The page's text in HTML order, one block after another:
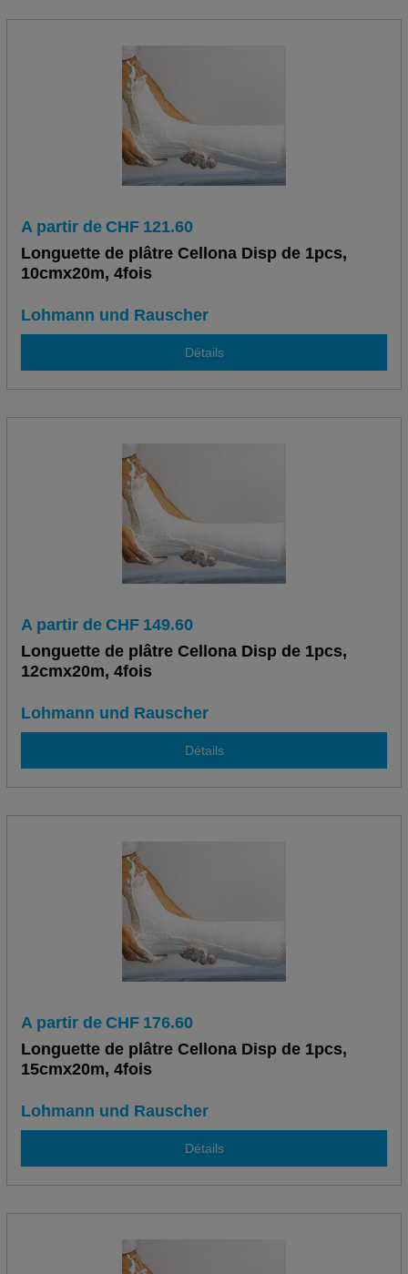
A partir de CHF 121.60
Longuette de plâtre Cellona Disp de 1pcs,
10cmx20m, 4fois
Lohmann und Rauscher
Détails
A partir de CHF 149.60
Longuette de plâtre Cellona Disp de 1pcs,
12cmx20m, 4fois
Lohmann und Rauscher
Détails
A partir de CHF 176.60
Longuette de plâtre Cellona Disp de 1pcs,
15cmx20m, 4fois
Lohmann und Rauscher
Détails